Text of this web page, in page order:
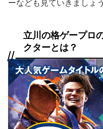
ーなども見ていきましょう
立川の格ゲープロ
クターとは？